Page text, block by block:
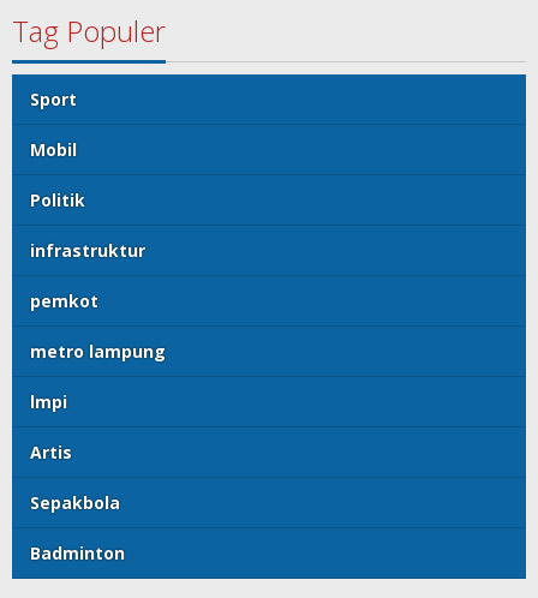
Tag Populer
Sport
Mobil
Politik
infrastruktur
pemkot
metro lampung
lmpi
Artis
Sepakbola
Badminton